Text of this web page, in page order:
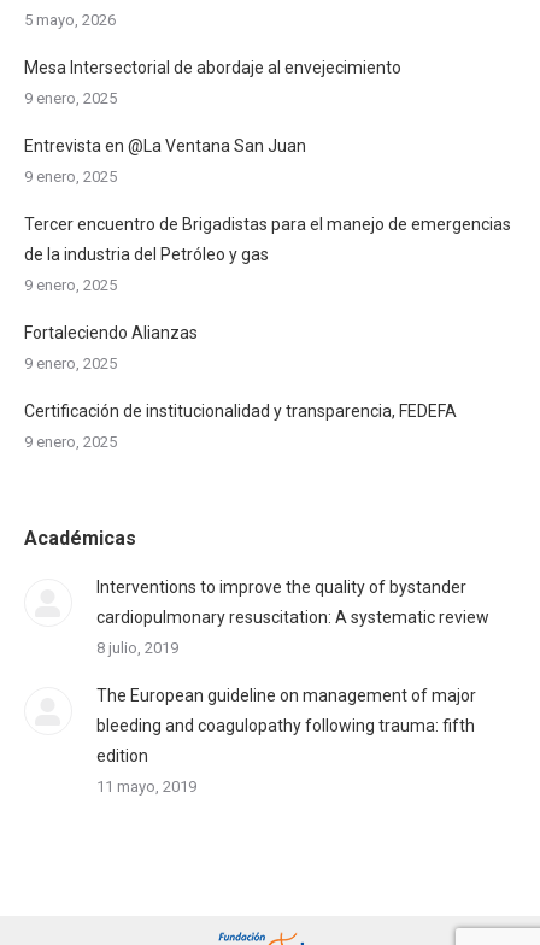
5 mayo, 2026
Mesa Intersectorial de abordaje al envejecimiento
9 enero, 2025
Entrevista en @La Ventana San Juan
9 enero, 2025
Tercer encuentro de Brigadistas para el manejo de emergencias
de la industria del Petróleo y gas
9 enero, 2025
Fortaleciendo Alianzas
9 enero, 2025
Certificación de institucionalidad y transparencia, FEDEFA
9 enero, 2025
Académicas
Interventions to improve the quality of bystander
cardiopulmonary resuscitation: A systematic review
8 julio, 2019
The European guideline on management of major
bleeding and coagulopathy following trauma: fifth
edition
11 mayo, 2019